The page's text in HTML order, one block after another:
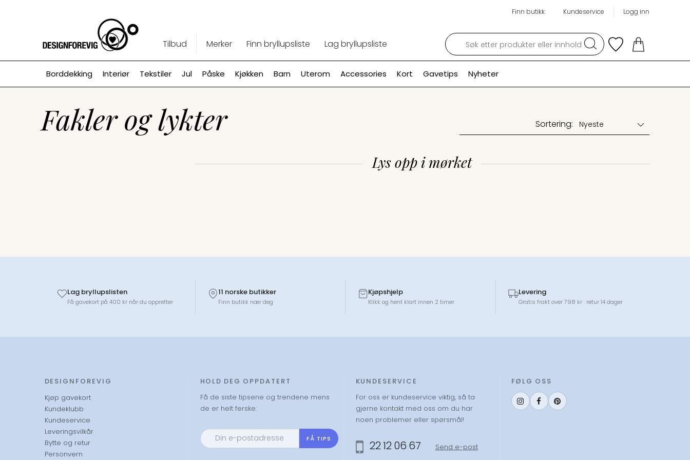
Logg inn
Finn butikk Kundeservice
Tilbud Merker Finn bryllupsliste Lag bryllupsliste Søk: Søk
Borddekking Interiør Tekstiler Jul Påske Kjøkken Barn Uterom Accessories Kort Gavetips Nyheter
Fakler og lykter Sortering:
Lys opp i mørket
Lag bryllupslisten
Få gavekort på 400 kr når du oppretter
11 norske butikker
Finn butikk nær deg
Kjøpshjelp
Klikk og hent klart innen 2 timer
Levering
Gratis frakt over 798 kr · retur 14 dager
DESIGNFOREVIG
Kjøp gavekort
Kundeklubb
Kundeservice
Leveringsvilkår
Bytte og retur
Personvern
HOLD DEG OPPDATERT
Få de siste tipsene og trendene mens
de er helt ferske:
FÅ TIPS
KUNDESERVICE
For oss er kundeservice viktig, så ta
gjerne kontakt med oss om du har
noen problemer eller spørsmål!
22 12 06 67 Send e-post
FØLG OSS